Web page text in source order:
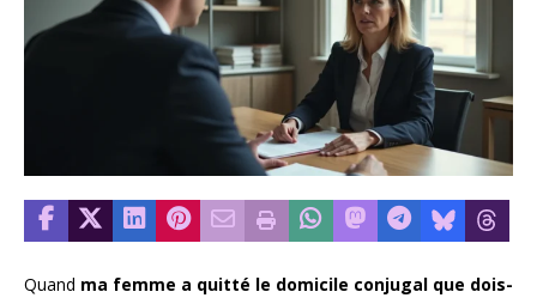
Quand ma femme a quitté le domicile conjugal que dois-